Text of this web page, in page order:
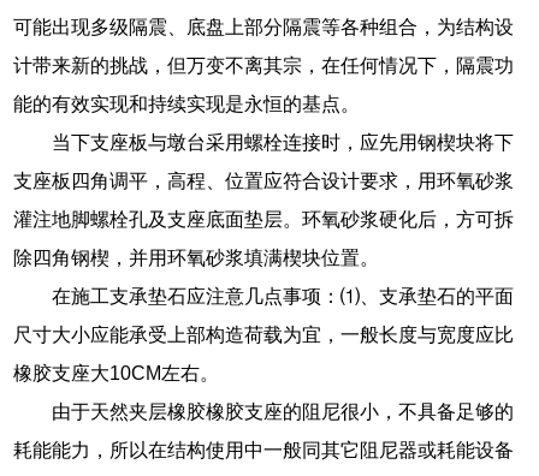
可能出现多级隔震、底盘上部分隔震等各种组合，为结构设
计带来新的挑战，但万变不离其宗，在任何情况下，隔震功
能的有效实现和持续实现是永恒的基点。
当下支座板与墩台采用螺栓连接时，应先用钢楔块将下
支座板四角调平，高程、位置应符合设计要求，用环氧砂浆
灌注地脚螺栓孔及支座底面垫层。环氧砂浆硬化后，方可拆
除四角钢楔，并用环氧砂浆填满楔块位置。
在施工支承垫石应注意几点事项：⑴、支承垫石的平面
尺寸大小应能承受上部构造荷载为宜，一般长度与宽度应比
橡胶支座大10CM左右。
由于天然夹层橡胶橡胶支座的阻尼很小，不具备足够的
耗能能力，所以在结构使用中一般同其它阻尼器或耗能设备